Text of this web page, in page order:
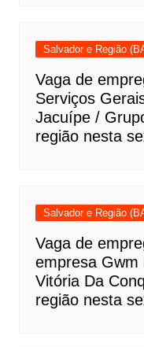
Salvador e Região
Vaga de
Serviços
Jacuípe /
região nesta
Salvador e Região
Vaga de
empresa
Vitória Da
região nesta